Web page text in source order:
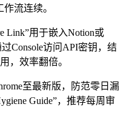
流连续。
Link”用于嵌入Notion或
Console访问API密钥，结
，效率翻倍。
至最新版，防范零日漏
Guide”，推荐每周审